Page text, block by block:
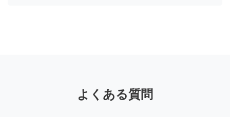
よくある質問